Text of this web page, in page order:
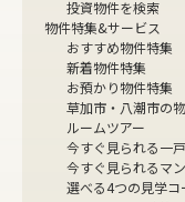
投資物件を検索
物件特集&サービス
おすすめ物件特集
新着物件特集
お預かり物件特集
草加市・八潮市の
ルームツアー
今すぐ見られる一
今すぐ見られるマ
選べる4つの見学コ